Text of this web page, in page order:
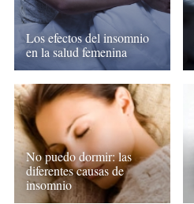
Los efectos del insomnio
en la salud femenina
No puedo dormir: las
diferentes causas de
insomnio